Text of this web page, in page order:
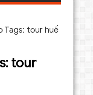
Tags: tour huế
tour